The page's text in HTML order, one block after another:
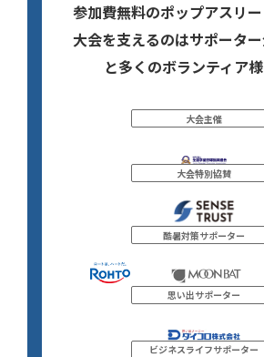
参加費無料のポップアスリー
大会を支えるのはサポータ
と多くのボランティア様
大会主催
大会特別協賛
酷暑対策サポーター
思い出サポーター
ビジネスライフサポーター